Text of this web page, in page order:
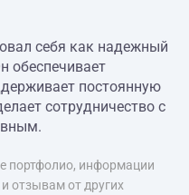
себя как надежный
обеспечивает
постоянную
сотрудничество с
портфолио, информации
отзывам от других